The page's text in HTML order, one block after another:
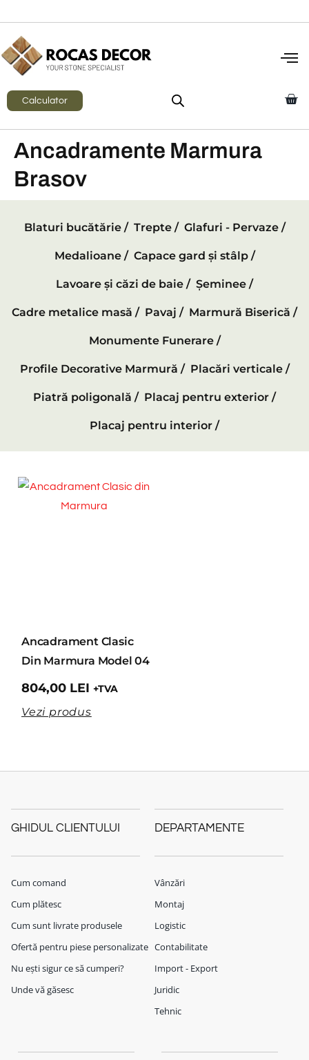
Calculator
Ancadramente Marmura
Brasov
Blaturi bucătărie / Trepte / Glafuri - Pervaze /
Medalioane / Capace gard și stâlp /
Lavoare și căzi de baie / Șeminee /
Cadre metalice masă / Pavaj / Marmură Biserică /
Monumente Funerare /
Profile Decorative Marmură / Placări verticale /
Piatră poligonală / Placaj pentru exterior /
Placaj pentru interior /
Ancadrament Clasic
Din Marmura Model 04
804,00 LEI +TVA
Vezi produs
GHIDUL CLIENTULUI
Cum comand
Cum plătesc
Cum sunt livrate produsele
Ofertă pentru piese personalizate
Nu ești sigur ce să cumperi?
Unde vă găsesc
DEPARTAMENTE
Vânzări
Montaj
Logistic
Contabilitate
Import - Export
Juridic
Tehnic